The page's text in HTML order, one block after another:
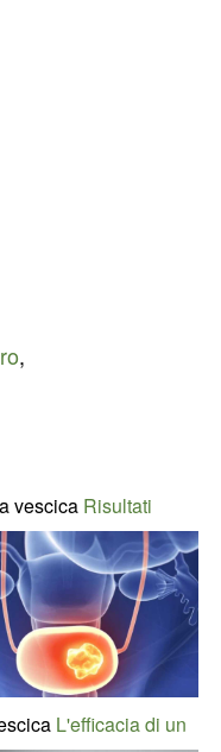
,
vescica Risultati
L'efficacia di un